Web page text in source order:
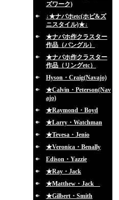
ズワーク)
↓★ナバホetc(ホピ&ズ
ニスタイル)★↓
★ナバホ作クラスター
作品（バングル）
★ナバホ作クラスター
作品（リングetc）
Hyson・Craig(Navajo)
★Calvin・Peterson(Nav
ajo)
★Raymond・Boyd
★Larry・Watchman
★Tevesa・Jenio
★Veronica・Benally
Edison・Yazzie
★Ray・Jack
★Matthew・Jack
★Gilbert・Smith